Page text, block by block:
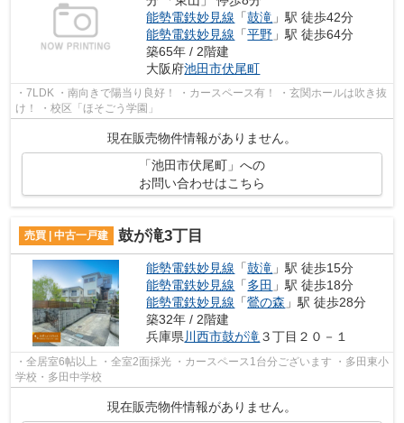
能勢電鉄妙見線 「鼓滝 」駅 徒歩42分
能勢電鉄妙見線 「平野 」駅 徒歩64分
築65年 / 2階建
大阪府池田市伏尾町
・7LDK ・南向きで陽当り良好！ ・カースペース有！ ・玄関ホールは吹き抜
け！ ・校区「ほそごう学園」
現在販売物件情報がありません。
「池田市伏尾町」への
お問い合わせはこちら
売買 | 中古一戸建 鼓が滝3丁目
能勢電鉄妙見線 「鼓滝 」駅 徒歩15分
能勢電鉄妙見線 「多田 」駅 徒歩18分
能勢電鉄妙見線 「鶯の森 」駅 徒歩28分
築32年 / 2階建
兵庫県川西市鼓が滝３丁目２０－１
・全居室6帖以上 ・全室2面採光 ・カースペース1台分ございます ・多田東小
学校・多田中学校
現在販売物件情報がありません。